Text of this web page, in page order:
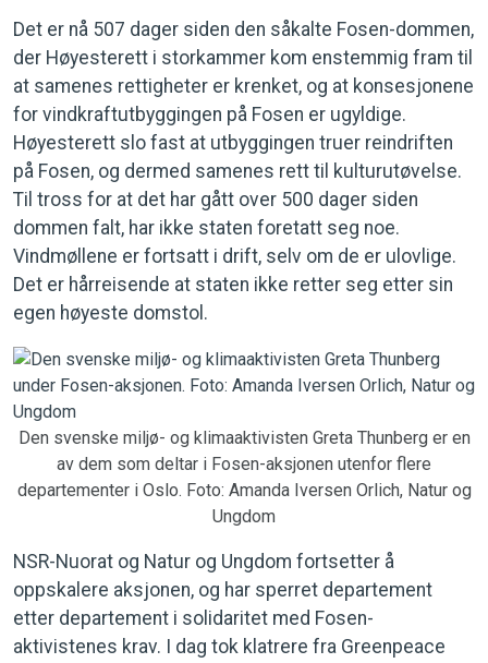
Det er nå 507 dager siden den såkalte Fosen-dommen,
der Høyesterett i storkammer kom enstemmig fram til
at samenes rettigheter er krenket, og at konsesjonene
for vindkraftutbyggingen på Fosen er ugyldige.
Høyesterett slo fast at utbyggingen truer reindriften
på Fosen, og dermed samenes rett til kulturutøvelse.
Til tross for at det har gått over 500 dager siden
dommen falt, har ikke staten foretatt seg noe.
Vindmøllene er fortsatt i drift, selv om de er ulovlige.
Det er hårreisende at staten ikke retter seg etter sin
egen høyeste domstol.
Den svenske miljø- og klimaaktivisten Greta Thunberg er en
av dem som deltar i Fosen-aksjonen utenfor flere
departementer i Oslo. Foto: Amanda Iversen Orlich, Natur og
Ungdom
NSR-Nuorat og Natur og Ungdom fortsetter å
oppskalere aksjonen, og har sperret departement
etter departement i solidaritet med Fosen-
aktivistenes krav. I dag tok klatrere fra Greenpeace